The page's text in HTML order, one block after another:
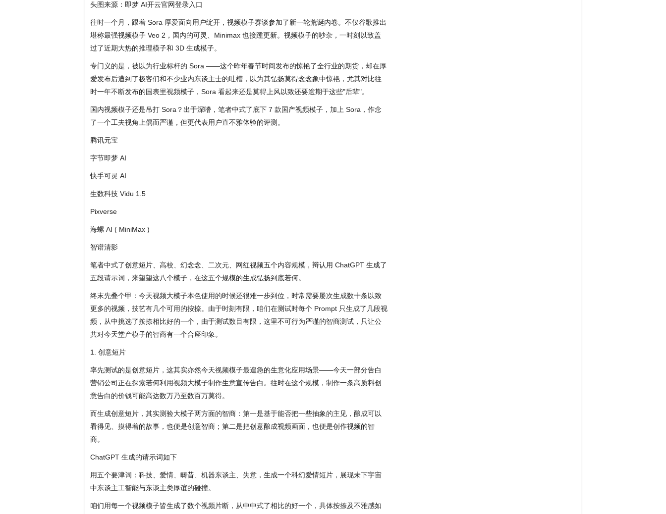
头图来源：即梦 AI开云官网登录入口
往时一个月，跟着 Sora 厚爱面向用户绽开，视频模子赛谈参加了新一轮荒诞内卷。不仅谷歌推出
堪称最强视频模子 Veo 2，国内的可灵、Minimax 也接踵更新。视频模子的吵杂，一时刻以致盖
过了近期大热的推理模子和 3D 生成模子。
专门义的是，被以为行业标杆的 Sora ——这个昨年春节时间发布的惊艳了全行业的期货，却在厚
爱发布后遭到了极客们和不少业内东谈主士的吐槽，以为其弘扬莫得念念象中惊艳，尤其对比往
时一年不断发布的国表里视频模子，Sora 看起来还是莫得上风以致还要逾期于这些"后辈"。
国内视频模子还是吊打 Sora？出于深嗜，笔者中式了底下 7 款国产视频模子，加上 Sora，作念
了一个工夫视角上偶而严谨，但更代表用户直不雅体验的评测。
腾讯元宝
字节即梦 AI
快手可灵 AI
生数科技 Vidu 1.5
Pixverse
海螺 AI ( MiniMax )
智谱清影
笔者中式了创意短片、高校、幻念念、二次元、网红视频五个内容规模，辩认用 ChatGPT 生成了
五段请示词，来望望这八个模子，在这五个规模的生成弘扬到底若何。
终末先叠个甲：今天视频大模子本色使用的时候还很难一步到位，时常需要屡次生成数十条以致
更多的视频，技艺有几个可用的按捺。由于时刻有限，咱们在测试时每个 Prompt 只生成了几段视
频，从中挑选了按捺相比好的一个，由于测试数目有限，这里不可行为严谨的智商测试，只让公
共对今天堂产模子的智商有一个合座印象。
1. 创意短片
率先测试的是创意短片，这其实亦然今天视频模子最遑急的生意化应用场景——今天一部分告白
营销公司正在探索若何利用视频大模子制作生意宣传告白。往时在这个规模，制作一条高质料创
意告白的价钱可能高达数万乃至数百万莫得。
而生成创意短片，其实测验大模子两方面的智商：第一是基于能否把一些抽象的主见，酿成可以
看得见、摸得着的故事，也便是创意智商；第二是把创意酿成视频画面，也便是创作视频的智
商。
ChatGPT 生成的请示词如下
用五个要津词：科技、爱情、畴昔、机器东谈主、失意，生成一个科幻爱情短片，展现未下宇宙
中东谈主工智能与东谈主类厚谊的碰撞。
咱们用每一个视频模子皆生成了数个视频片断，从中中式了相比的好一个，具体按捺及不雅感如